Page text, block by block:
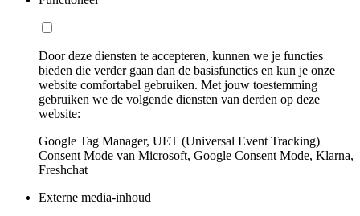
Door deze diensten te accepteren, kunnen we je functies
bieden die verder gaan dan de basisfuncties en kun je onze
website comfortabel gebruiken. Met jouw toestemming
gebruiken we de volgende diensten van derden op deze
website:
Google Tag Manager, UET (Universal Event Tracking)
Consent Mode van Microsoft, Google Consent Mode, Klarna,
Freshchat
Externe media-inhoud